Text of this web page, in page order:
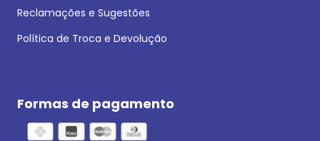
Reclamações e Sugestões
Política de Troca e Devolução
Formas de pagamento